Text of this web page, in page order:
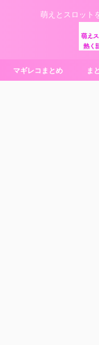
萌えとスロット
マギレコまとめ ま